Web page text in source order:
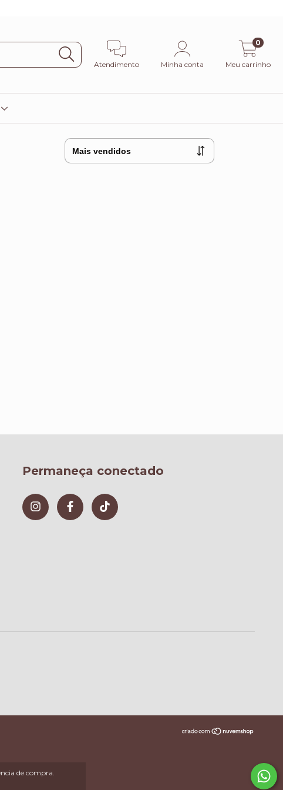
Atendimento Minha conta Meu carrinho
0
de compra.
Permaneça conectado